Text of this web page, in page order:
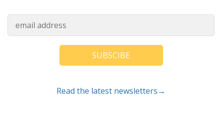
SUBSCIBE
Read the latest newsletters→